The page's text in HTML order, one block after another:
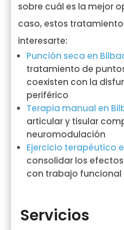
sobre cuál es la mejor
caso, estos
interesarte:
Punción seca en
tratamiento de
coexisten con la
periférico
Terapia manual en
articular y tisular
neuromodulación
Ejercicio terapéutico
consolidar los
con trabajo funcional
Servicios